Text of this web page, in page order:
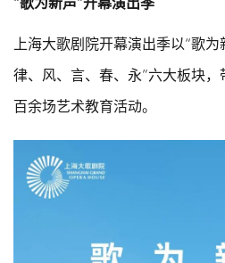
上海大歌剧院开幕演出季以“歌为
律、风、言、春、永”六大板块
百余场艺术教育活动。